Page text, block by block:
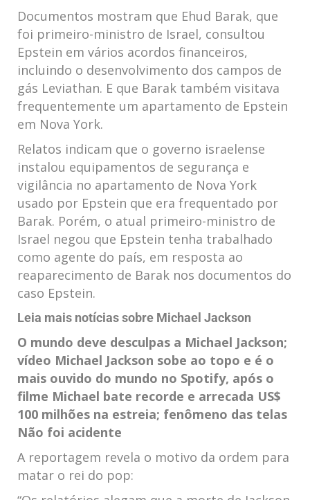
Documentos mostram que Ehud Barak, que
foi primeiro-ministro de Israel, consultou
Epstein em vários acordos financeiros,
incluindo o desenvolvimento dos campos de
gás Leviathan. E que Barak também visitava
frequentemente um apartamento de Epstein
em Nova York.
Relatos indicam que o governo israelense
instalou equipamentos de segurança e
vigilância no apartamento de Nova York
usado por Epstein que era frequentado por
Barak. Porém, o atual primeiro-ministro de
Israel negou que Epstein tenha trabalhado
como agente do país, em resposta ao
reaparecimento de Barak nos documentos do
caso Epstein.
Leia mais notícias sobre Michael Jackson
O mundo deve desculpas a Michael Jackson;
vídeo Michael Jackson sobe ao topo e é o
mais ouvido do mundo no Spotify, após o
filme Michael bate recorde e arrecada US$
100 milhões na estreia; fenômeno das telas
Não foi acidente
A reportagem revela o motivo da ordem para
matar o rei do pop: